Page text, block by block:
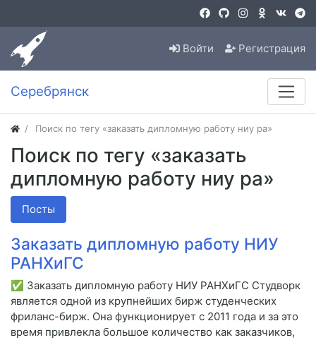
Войти Регистрация
Серебрянск
Поиск по тегу «заказать дипломную работу ниу ра»
Поиск по тегу «заказать
дипломную работу ниу ра»
Посты
Заказать дипломную работу НИУ
РАНХиГС
✅ Заказать дипломную работу НИУ РАНХиГС Студворк
является одной из крупнейших бирж студенческих
фриланс-бирж. Она функционирует с 2011 года и за это
время привлекла большое количество как заказчиков,